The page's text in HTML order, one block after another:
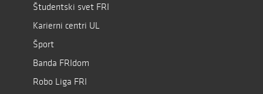
Študentski svet FRI
Karierni centri UL
Šport
Banda FRIdom
Robo Liga FRI